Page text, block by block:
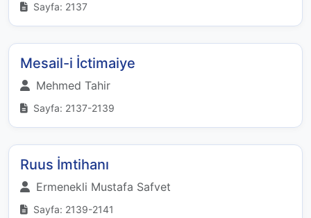
Sayfa: 2137
Mesail-i İctimaiye
Mehmed Tahir
Sayfa: 2137-2139
Ruus İmtihanı
Ermenekli Mustafa Safvet
Sayfa: 2139-2141